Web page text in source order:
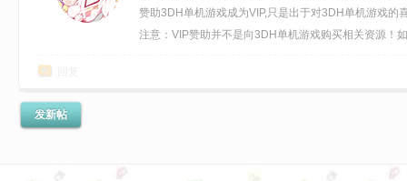
赞助3DH单机游戏成为VIP,只是出于对3DH单机游戏
注意：VIP赞助并不是向3DH单机游戏购买相关资源！
发新帖